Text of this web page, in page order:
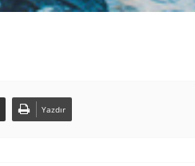
Yazdır